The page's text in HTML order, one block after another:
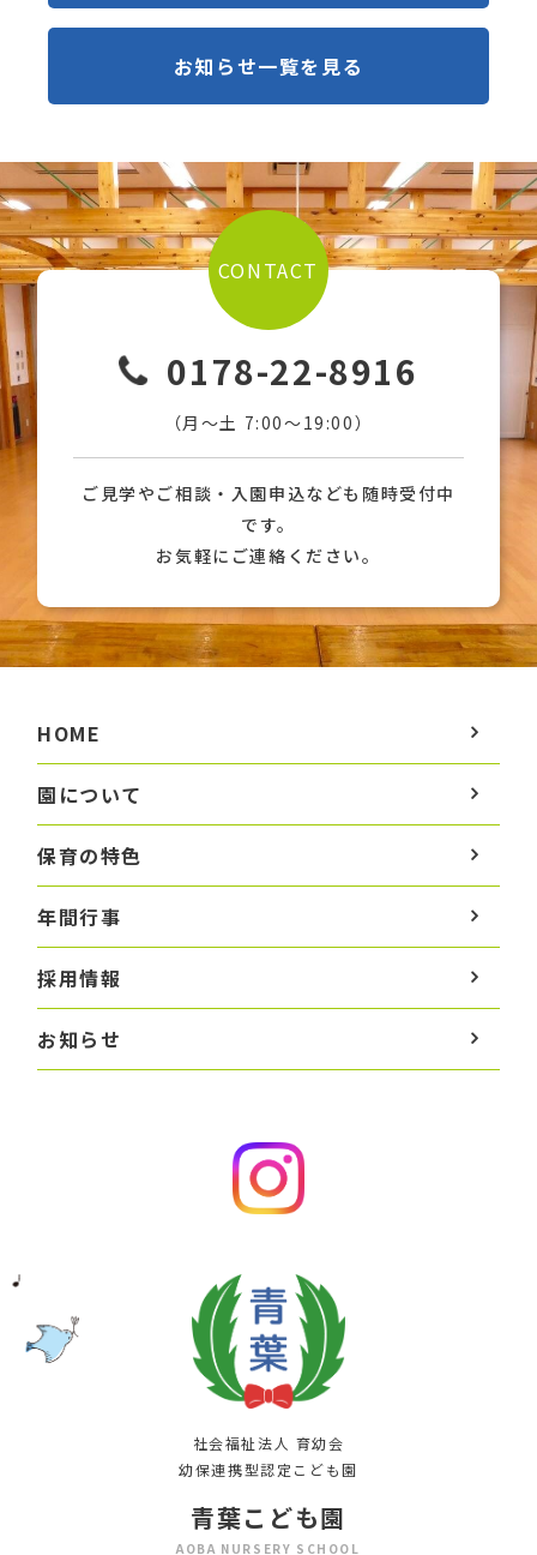
お知らせ一覧を見る
CONTACT
0178-22-8916
（月〜土 7:00〜19:00）
ご見学やご相談・入園申込なども随時受付中
です。
お気軽にご連絡ください。
HOME
園について
保育の特色
年間行事
採用情報
お知らせ
社会福祉法人 育幼会
幼保連携型認定こども園
青葉こども園
AOBA NURSERY SCHOOL